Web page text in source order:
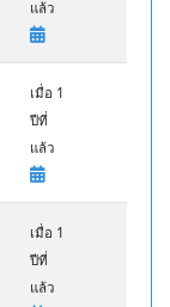
แล้ว
เมื่อ 1
ปีที่
แล้ว
เมื่อ 1
ปีที่
แล้ว